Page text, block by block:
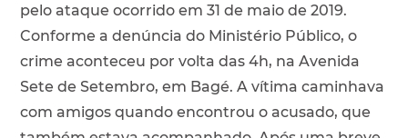
pelo ataque ocorrido em 31 de maio de 2019.
Conforme a denúncia do Ministério Público, o
crime aconteceu por volta das 4h, na Avenida
Sete de Setembro, em Bagé. A vítima caminhava
com amigos quando encontrou o acusado, que